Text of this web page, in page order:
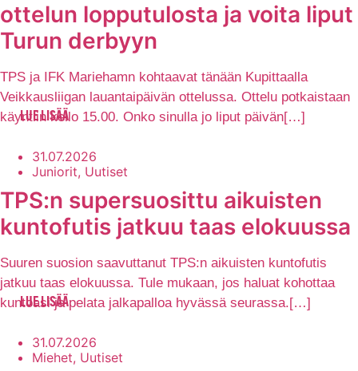
ottelun lopputulosta ja voita liput
Turun derbyyn
TPS ja IFK Mariehamn kohtaavat tänään Kupittaalla
Veikkausliigan lauantaipäivän ottelussa. Ottelu potkaistaan
käyntiin kello 15.00. Onko sinulla jo liput päivän[…]
LUE LISÄÄ
31.07.2026
Juniorit, Uutiset
TPS:n supersuosittu aikuisten
kuntofutis jatkuu taas elokuussa
Suuren suosion saavuttanut TPS:n aikuisten kuntofutis
jatkuu taas elokuussa. Tule mukaan, jos haluat kohottaa
kuntoasi ja pelata jalkapalloa hyvässä seurassa.[…]
LUE LISÄÄ
31.07.2026
Miehet, Uutiset